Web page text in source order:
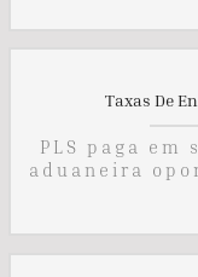
Taxas De
PLS paga
aduaneira